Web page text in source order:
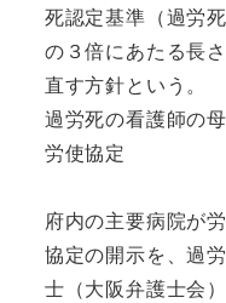
死認定基準（過労
の３倍にあたる長
直す方針という。
過労死の看護師の
労使協定
府内の主要病院が
協定の開示を、過
士（大阪弁護士会